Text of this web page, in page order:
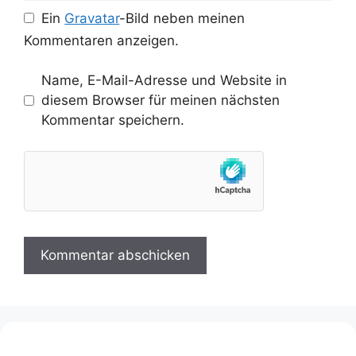
Ein Gravatar-Bild neben meinen
Kommentaren anzeigen.
Name, E-Mail-Adresse und Website in
diesem Browser für meinen nächsten
Kommentar speichern.